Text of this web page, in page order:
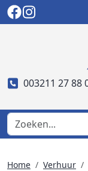
003211 27 88
Home Verhuur